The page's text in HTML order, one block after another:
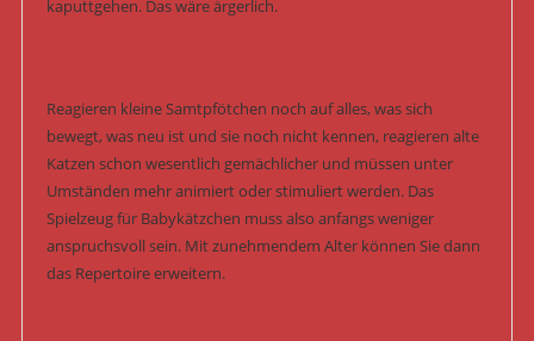
kaputtgehen. Das wäre ärgerlich.
Reagieren kleine Samtpfötchen noch auf alles, was sich
bewegt, was neu ist und sie noch nicht kennen, reagieren alte
Katzen schon wesentlich gemächlicher und müssen unter
Umständen mehr animiert oder stimuliert werden. Das
Spielzeug für Babykätzchen muss also anfangs weniger
anspruchsvoll sein. Mit zunehmendem Alter können Sie dann
das Repertoire erweitern.